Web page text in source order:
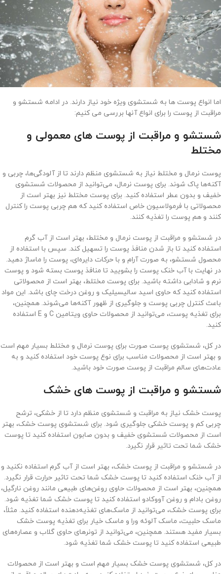
اما انواع پوست ها به شستشوی ویژه خود نیاز دارند. در ادامه شستشو و
مراقبت از پوست را برای انواع آنها بررسی می کنیم:
شستشو و مراقبت از پوست های معمولی و
مختلط
پوست نرمال و مختلط نیاز به شستشوی منظم دارند تا از آلودگی‌ها، چربی و
آکنه‌ها پاک شوند. برای پوست نرمال، می‌توانید از محصولات شستشوی
خفیف و بدون عطر استفاده کنید. برای پوست مختلط نیز بهتر است از
محصولاتی با فرمولاسیون خاص استفاده کنید که هم چربی پوست را کنترل
کنند و هم پوست را تغذیه کنند.
در شستشو و مراقبت از پوست نرمال و مختلط، بهتر است از آب گرم
استفاده کنید تا باز شدن منافذ پوست را تسهیل کند. سپس با استفاده از
محصول شستشو، به صورت آرام و با حرکات دایره‌ای، پوست را ماساژ دهید.
در نهایت با آب خنک پوست را بشویید تا منافذ پوست بسته شود و پوست
نرم و شادابی داشته باشید. برای پوست مختلط، بهتر است از محصولاتی
استفاده کنید که حاوی اسید سالیسیلیک و روغن درخت چای باشد. این مواد
باعث کنترل چربی پوست و جلوگیری از ظهور آکنه‌ها می‌شوند. همچنین،
برای تغذیه پوست، می‌توانید از محصولات حاوی ویتامین C و E استفاده
کنید.
در کل، شستشوی پوست صورت برای پوست نرمال و مختلط بسیار مهم است
و بهتر است از محصولات مناسب برای نوع پوست خود استفاده کنید و به
عادت‌های سالم مراقبت از پوست صورت خود باشید.
شستشو و مراقبت از پوست های خشک
پوست خشک نیاز به مراقبت و شستشوی منظم دارد تا از خشکی، ترشح
چربی کم و پوست خشکی جلوگیری شود. برای شستشوی پوست خشک، بهتر
است از محصولات شستشوی خفیف و بدون صابون استفاده کنید تا پوست
خشک شما تحت تاثیر قرار نگیرد.
در شستشو و مراقبت از پوست خشک، بهتر است از آب گرم استفاده نکنید و
از آب خنک استفاده کنید تا پوست خشک شما تحت تاثیر حرارت قرار نگیرد.
همچنین، بهتر است از محصولات حاوی روغن‌های طبیعی مانند روغن نارگیل،
روغن بادام و روغن آووکادو استفاده کنید تا پوست خشک شما تغذیه شود.
برای پوست خشک، می‌توانید از ماسک‌های تغذیه‌دهنده استفاده کنید. مثلاً،
ماسک حلبیت، ماسک آلوئه ورا و ماسک خیار برای تغذیه پوست خشک
بسیار مفید هستند. همچنین، می‌توانید از تونر‌های حاوی گلاب و عصاره‌های
طبیعی استفاده کنید تا پوست خشک شما تغذیه شود.
در کل، شستشوی پوست خشک بسیار مهم است و بهتر است از محصولات